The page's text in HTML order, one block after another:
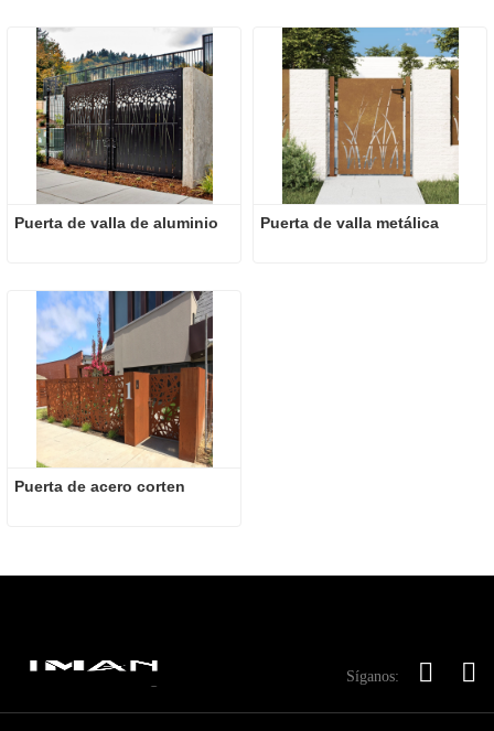
Puerta de valla de aluminio Puerta de valla metálica
Puerta de acero corten
Síganos: